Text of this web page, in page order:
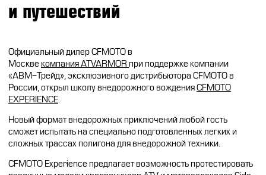
ЭКИПИРОВКА
АКСЕССУАРЫ
МАСЛО
НАШИ ПОБЕДЫ
CFMOTO EXPERIENCE
ТЕСТ-ДРАЙВ
CFMOTO EXPERIENCE
CFMOTO ЭКСПЕРТ
КВАДРОЦИКЛЫ
ДЛЯ ДИЛЕРОВ
и путешествий
Официальный дилер CFMOTO в
Москве компанияATVARMOR при поддержке компании
«АВМ-Трейд», эксклюзивного дистрибьютора CFMOTO в
России, открыл школу внедорожного вожденияCFMOTO
EXPERIENCE.
Новый формат внедорожных приключений любой гость
сможет испытать на специально подготовленных легких и
сложных трассах полигона для внедорожной техники.
CFMOTO Experience предлагает возможность протестировать